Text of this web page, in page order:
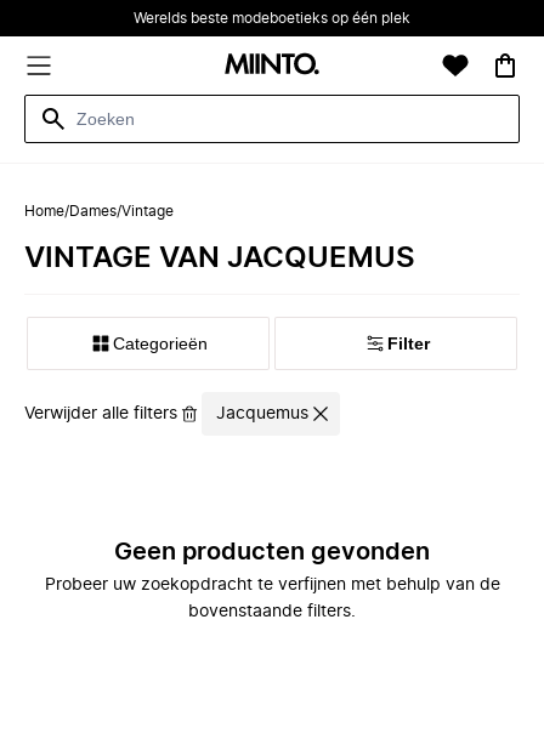
Werelds beste modeboetieks op één plek
Home/Dames/Vintage
VINTAGE VAN JACQUEMUS
Categorieën Filter
Verwijder alle filters Jacquemus
Geen producten gevonden
Probeer uw zoekopdracht te verfijnen met behulp van de
bovenstaande filters.